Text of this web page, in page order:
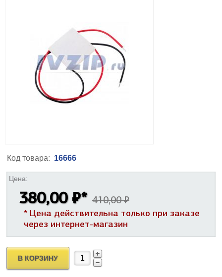
Код товара: 16666
Цена:
380,00 ₽* 410,00 ₽
* Цена действительна только при заказе
через интернет-магазин
В КОРЗИНУ